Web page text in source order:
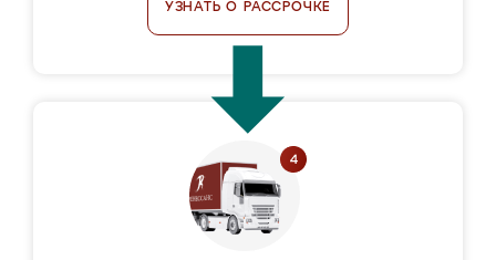
УЗНАТЬ О РАССРОЧКЕ